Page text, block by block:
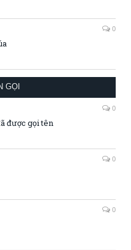
0
GỌI
0
được gọi tên
0
0